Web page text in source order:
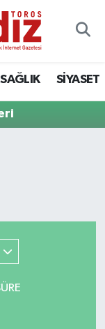
SAĞLIK SİYASET